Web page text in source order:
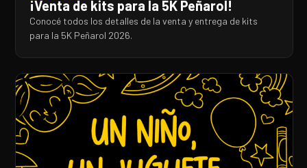
¡Venta de kits para la 5K Peñarol!
Conocé todos los detalles de la venta y entrega de kits
para la 5K Peñarol 2026.